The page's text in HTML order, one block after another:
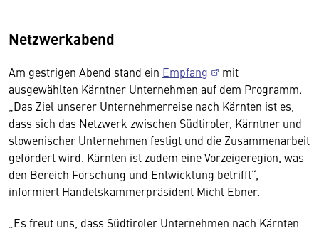
Netzwerkabend
Am gestrigen Abend stand ein Empfang
mit
ausgewählten Kärntner Unternehmen auf dem Programm.
„Das Ziel unserer Unternehmerreise nach Kärnten ist es,
dass sich das Netzwerk zwischen Südtiroler, Kärntner und
slowenischer Unternehmen festigt und die Zusammenarbeit
gefördert wird. Kärnten ist zudem eine Vorzeigeregion, was
den Bereich Forschung und Entwicklung betrifft“,
informiert Handelskammerpräsident Michl Ebner.
„Es freut uns, dass Südtiroler Unternehmen nach Kärnten